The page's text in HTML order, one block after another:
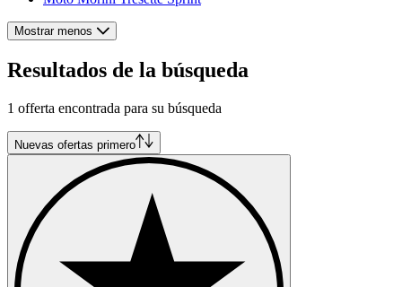
Mostrar menos
Resultados de la búsqueda
1 offerta encontrada para su búsqueda
Nuevas ofertas primero